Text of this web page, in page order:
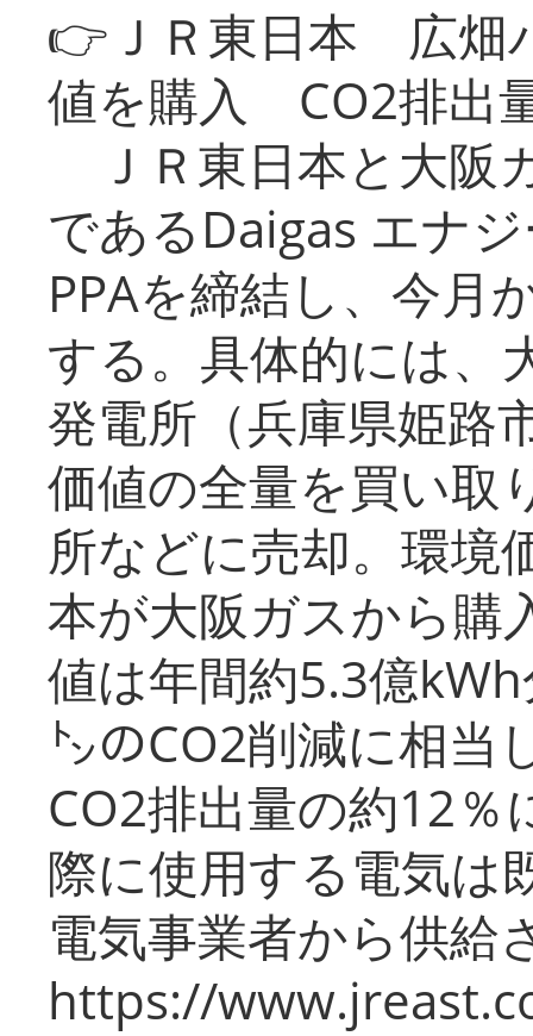
👉ＪＲ東日本 広畑
値を購入 CO2排出
ＪＲ東日本と大阪
であるDaigas エナ
PPAを締結し、今月
する。具体的には、
発電所（兵庫県姫路
価値の全量を買い取
所などに売却。環境
本が大阪ガスから購
値は年間約5.3億
㌧のCO2削減に相当
CO2排出量の約12％
際に使用する電気は
電気事業者から供給
https://